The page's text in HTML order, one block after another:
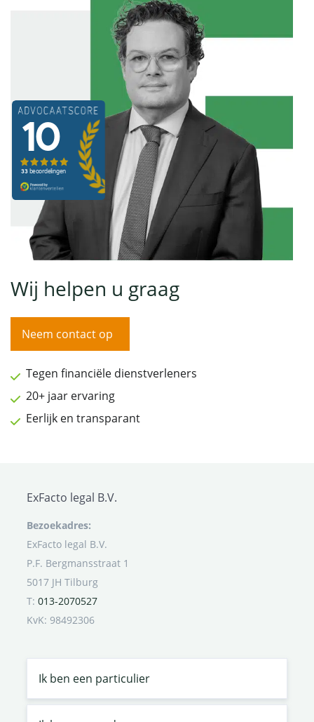
Wij helpen u graag
Neem contact op
Tegen financiële dienstverleners
20+ jaar ervaring
Eerlijk en transparant
ExFacto legal B.V.
Bezoekadres:
ExFacto legal B.V.
P.F. Bergmansstraat 1
5017 JH Tilburg
T: 013-2070527
KvK: 98492306
Ik ben een particulier